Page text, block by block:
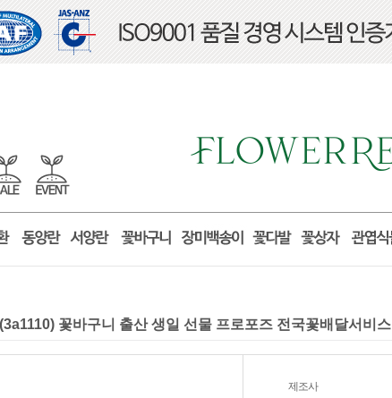
꽃바구니 출산 생일 선물 프로포즈 전국꽃배달서비스
제조사